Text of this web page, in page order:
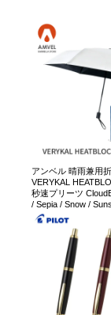
アンベル 晴雨兼用
VERYKAL
秒速プリーツ
/ Sepia / Snow /